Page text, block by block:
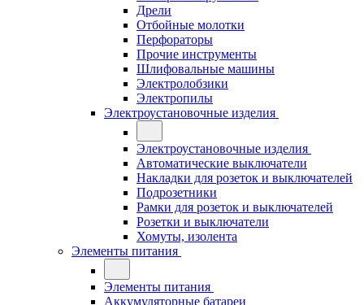
Дрели
Отбойные молотки
Перфораторы
Прочие инструменты
Шлифовальные машины
Электролобзики
Электропилы
Электроустановочные изделия
Электроустановочные изделия
Автоматические выключатели
Накладки для розеток и выключателей
Подрозетники
Рамки для розеток и выключателей
Розетки и выключатели
Хомуты, изолента
Элементы питания
Элементы питания
Аккумуляторные батареи